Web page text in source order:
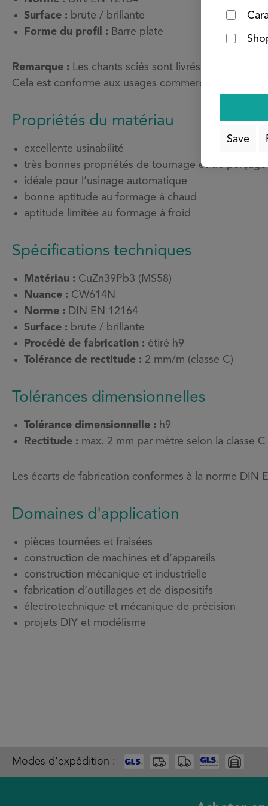
Surface : brute / brillante
Forme du profil : Barre plate
Remarque : Les chants sciés sont livrés bruts et
Cela est conforme aux usages commerciaux et ne
Propriétés du matériau
excellente usinabilité
très bonnes propriétés de tournage et de perçage
idéale pour l’usinage automatique
bonne aptitude au formage à chaud
aptitude limitée au formage à froid
Spécifications techniques
Matériau : CuZn39Pb3 (MS58)
Nuance : CW614N
Norme : DIN EN 12164
Surface : brute / brillante
Procédé de fabrication : étiré h9
Tolérance de rectitude : 2 mm/m (classe C)
Tolérances dimensionnelles
Tolérance dimensionnelle : h9
Rectitude : max. 2 mm par mètre selon la classe C
Les écarts de fabrication conformes à la norme DIN
Domaines d'application
pièces tournées et fraisées
construction de machines et d’appareils
construction mécanique et industrielle
fabrication d’outillages et de dispositifs
électrotechnique et mécanique de précision
projets DIY et modélisme
Modes d'expédition :
Save